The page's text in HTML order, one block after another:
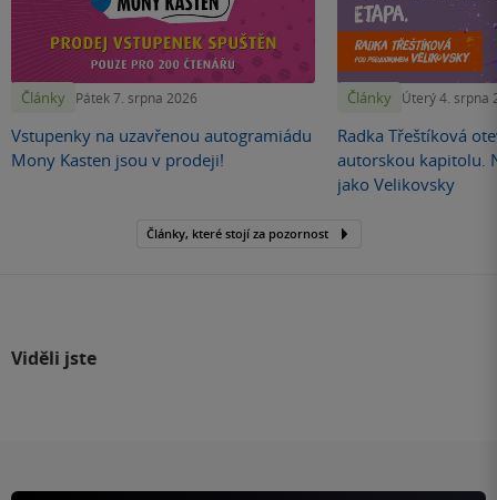
Články Pátek 7. srpna 2026
Vstupenky na uzavřenou autogramiádu
Mony Kasten jsou v prodeji!
Články Úterý 4. srpna
Radka Třeštíková
autorskou kapitolu.
jako Velikovsky
Články, které stojí za pozornost
Viděli jste